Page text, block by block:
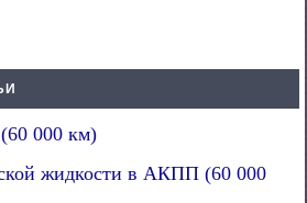
000 км)
жидкости в АКПП (60 000